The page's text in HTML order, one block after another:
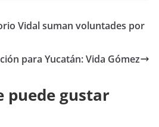
Vidal suman voluntades por
para Yucatán: Vida Gómez
puede gustar